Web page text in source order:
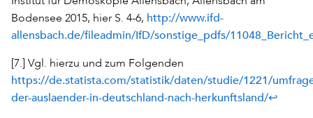
Bodensee 2015, hier S. 4-6, http://www.ifd-
allensbach.de/fileadmin/IfD/sonstige_pdfs/
[7.] Vgl. hierzu und zum Folgenden
https://de.statista.com/statistik/daten/studie/1221/
der-auslaender-in-deutschland-nach-herkunftsland/↩